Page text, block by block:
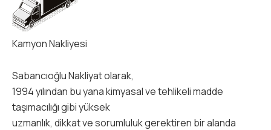
Kamyon Nakliyesi
Sabancıoğlu Nakliyat olarak,
1994 yılından bu yana kimyasal ve tehlikeli madde
taşımacılığı gibi yüksek
uzmanlık, dikkat ve sorumluluk gerektiren bir alanda